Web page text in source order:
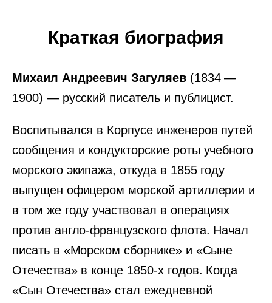
Краткая биография
Михаил Андреевич Загуляев(1834 —
1900) — русский писатель и публицист.
Воспитывался в Корпусе инженеров путей
сообщения и кондукторские роты учебного
морского экипажа, откуда в 1855 году
выпущен офицером морской артиллерии и
в том же году участвовал в операциях
против англо-французского флота. Начал
писать в «Морском сборнике» и «Сыне
Отечества» в конце 1850-х годов. Когда
«Сын Отечества» стал ежедневной